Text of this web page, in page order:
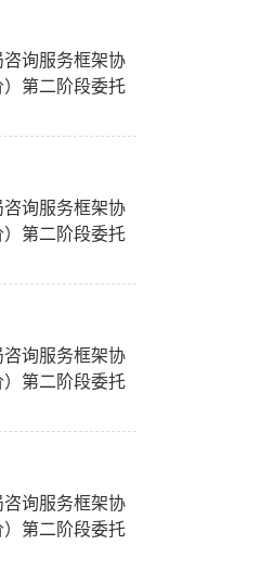
询服务框架协
第二阶段委托
询服务框架协
第二阶段委托
询服务框架协
第二阶段委托
询服务框架协
第二阶段委托